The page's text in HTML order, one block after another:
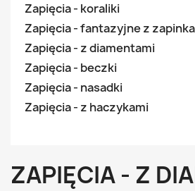
Zapięcia - koraliki
Zapięcia - fantazyjne z
Zapięcia - z diamentami
Zapięcia - beczki
Zapięcia - nasadki
Zapięcia - z haczykami
ZAPIĘCIA - Z